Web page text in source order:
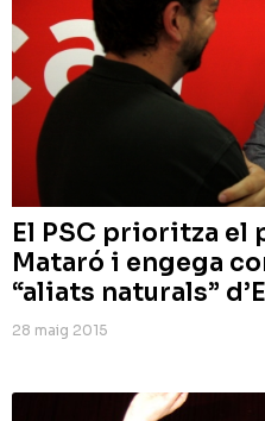
El PSC prioritza el
Mataró i engega
“aliats naturals”
28 maig 2015